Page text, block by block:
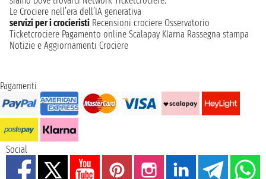
Le Crociere nell’era dell’IA generativa
servizi per i crocieristi Recensioni crociere Osservatorio
Ticketcrociere Pagamento online Scalapay Klarna Rassegna stampa
Notizie e Aggiornamenti Crociere
Pagamenti
Social